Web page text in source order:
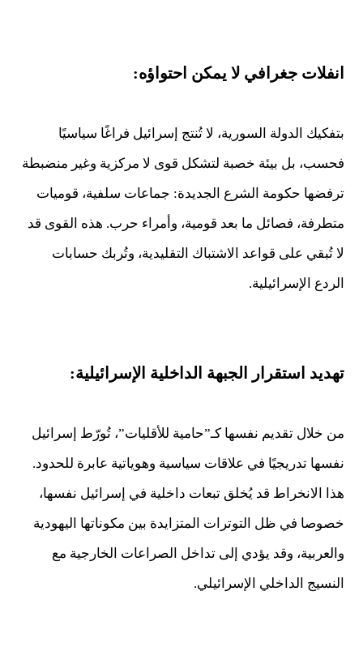
انفلات جغرافي لا يمكن احتواؤه:
بتفكيك الدولة السورية، لا تُنتج إسرائيل فراغًا سياسيًا
فحسب، بل بيئة خصبة لتشكل قوى لا مركزية وغير منضبطة
ترفضها حكومة الشرع الجديدة: جماعات سلفية، قوميات
متطرفة، فصائل ما بعد قومية، وأمراء حرب. هذه القوى قد
لا تُبقي على قواعد الاشتباك التقليدية، وتُربك حسابات
الردع الإسرائيلية.
تهديد استقرار الجبهة الداخلية الإسرائيلية:
من خلال تقديم نفسها كـ”حامية للأقليات”، تُورّط إسرائيل
نفسها تدريجيًا في علاقات سياسية وهوياتية عابرة للحدود.
هذا الانخراط قد يُخلق تبعات داخلية في إسرائيل نفسها،
خصوصا في ظل التوترات المتزايدة بين مكوناتها اليهودية
والعربية، وقد يؤدي إلى تداخل الصراعات الخارجية مع
النسيج الداخلي الإسرائيلي.